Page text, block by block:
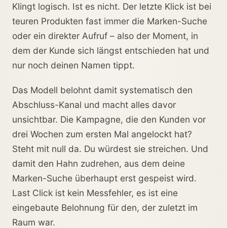
Klingt logisch. Ist es nicht. Der letzte Klick ist bei
teuren Produkten fast immer die Marken-Suche
oder ein direkter Aufruf – also der Moment, in
dem der Kunde sich längst entschieden hat und
nur noch deinen Namen tippt.
Das Modell belohnt damit systematisch den
Abschluss-Kanal und macht alles davor
unsichtbar. Die Kampagne, die den Kunden vor
drei Wochen zum ersten Mal angelockt hat?
Steht mit null da. Du würdest sie streichen. Und
damit den Hahn zudrehen, aus dem deine
Marken-Suche überhaupt erst gespeist wird.
Last Click ist kein Messfehler, es ist eine
eingebaute Belohnung für den, der zuletzt im
Raum war.